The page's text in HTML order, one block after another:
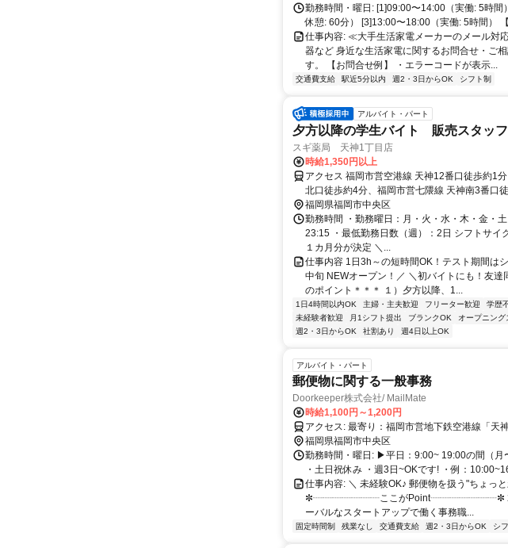
勤務時間・曜日: [1]09:00〜14:00（実働: 5時間
休憩: 60分） [3]13:00〜18:00（実働: 5時間）
仕事内容: ≪大手生活家電メーカーのメール対
器など 身近な生活家電に関するお問合せ・ご
す。 【お問合せ例】 ・エラーコードが表示...
交通費支給 駅近5分以内 週2・3日からOK シフト制
アルバイト・パート
夕方以降の学生バイト 販売スタッ
スギ薬局 天神1丁目店
時給1,350円以上
アクセス 福岡市営空港線 天神12番口徒歩約1
北口徒歩約4分、福岡市営七隈線 天神南3番口
福岡県福岡市中央区
勤務時間 ・勤務曜日：月・火・水・木・金・
23:15 ・最低勤務日数（週）：2日 シフトサイ
１カ月分が決定 ＼...
仕事内容 1日3h～の短時間OK！テスト期間は
中旬 NEWオープン！／ ＼初バイトにも！友達
のポイント＊＊＊ １）夕方以降、1...
1日4時間以内OK 主婦・主夫歓迎 フリーター歓迎 学歴
未経験者歓迎
月1シフト提出 ブランクOK オープニング
週2・3日からOK
社割あり 週4日以上OK
アルバイト・パート
郵便物に関する一般事務
Doorkeeper株式会社/ MailMate
時給1,100円～1,200円
アクセス: 最寄り：福岡市営地下鉄空港線
福岡県福岡市中央区
勤務時間・曜日: ▶平日：9:00~ 19:00の間（月
・土日祝休み ・週3日~OKです! ・例：
仕事内容: ＼ 未経験OK♪ 郵便物を扱う"ちょっ
✼┈┈┈┈┈┈┈ここがPoint┈┈┈┈┈┈┈✼ 20代
ーバルなスタートアップで働く事務職...
固定時間制 残業なし 交通費支給 週2・3日からOK シ